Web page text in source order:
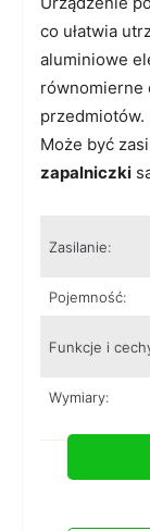
co ułatwia
aluminiowe
równomierne
Może być
zapalniczki
Zasilanie:
Pojemność:
Funkcje i
Wymiary: